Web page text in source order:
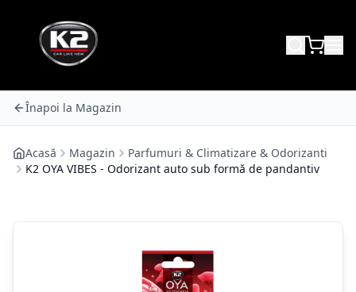
Înapoi la Magazin
Acasă Magazin
Parfumuri & Climatizare & Odorizanti
K2 OYA VIBES - Odorizant auto sub formă de pandantiv